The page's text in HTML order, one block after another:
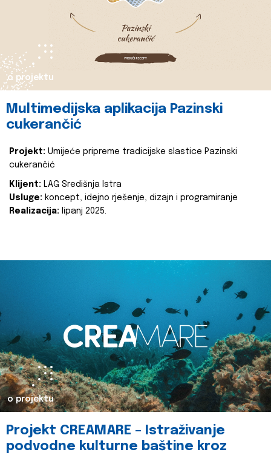
o projektu
Multimedijska aplikacija Pazinski
cukerančić
Projekt: Umijeće pripreme tradicijske slastice Pazinski
cukerančić
Klijent: LAG Središnja Istra
Usluge: koncept, idejno rješenje, dizajn i programiranje
Realizacija: lipanj 2025.
o projektu
Projekt CREAMARE – Istraživanje
podvodne kulturne baštine kroz